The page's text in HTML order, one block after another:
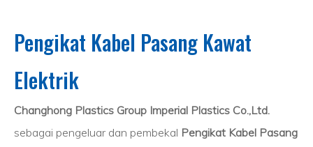
Pengikat Kabel Pasang Kawat
Elektrik
Changhong Plastics Group Imperial Plastics Co.,Ltd.
sebagai pengeluar dan pembekal Pengikat Kabel Pasang